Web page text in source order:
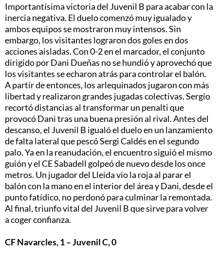
Importantísima victoria del Juvenil B para acabar con la
inercia negativa. El duelo comenzó muy igualado y
ambos equipos se mostraron muy intensos. Sin
embargo, los visitantes lograron dos goles en dos
acciones aisladas. Con 0-2 en el marcador, el conjunto
dirigido por Dani Dueñas no se hundió y aprovechó que
los visitantes se echaron atrás para controlar el balón.
A partir de entonces, los arlequinados jugaron con más
libertad y realizaron grandes jugadas colectivas. Sergio
recortó distancias al transformar un penalti que
provocó Dani tras una buena presión al rival. Antes del
descanso, el Juvenil B igualó el duelo en un lanzamiento
de falta lateral que pescó Sergi Caldés en el segundo
palo. Ya en la reanudación, el encuentro siguió el mismo
guión y el CE Sabadell golpeó de nuevo desde los once
metros. Un jugador del Lleida vio la roja al parar el
balón con la mano en el interior del área y Dani, desde el
punto fatídico, no perdonó para culminar la remontada.
Al final, triunfo vital del Juvenil B que sirve para volver
a coger confianza.
CF Navarcles, 1 – Juvenil C, 0